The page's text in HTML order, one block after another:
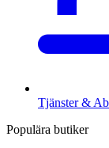
Tjänster &
Populära butiker